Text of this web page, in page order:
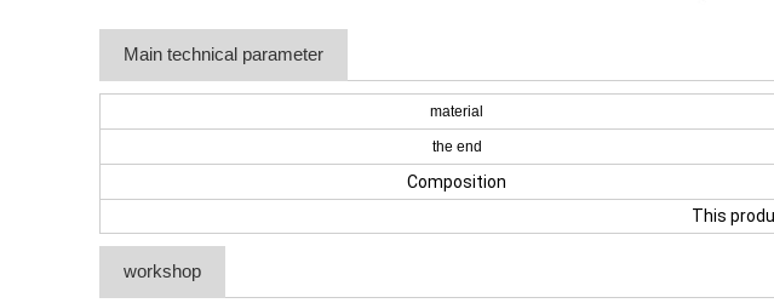
Main technical parameter
material
the end
Composition
This
workshop